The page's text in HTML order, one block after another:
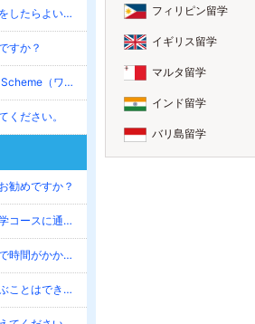
フィリピン留学
イギリス留学
マルタ留学
インド留学
バリ島留学
どのくらい前に申し込みをしたらよいですか？
すか？
2017年度Youth Mobility Scheme（ワーホリビザ）募集方法を教えてください。
ください。
勧めですか？
イギリスの大学付属の語学コースに通いたいのですが。
イギリス英語に慣れるまで時間がかかりますか？
日本人の少ない学校を選ぶことはできますか？